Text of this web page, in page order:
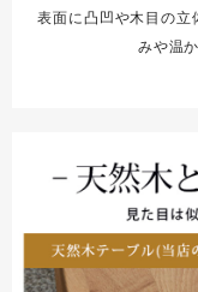
表面に凸凹や木目の立
みや温